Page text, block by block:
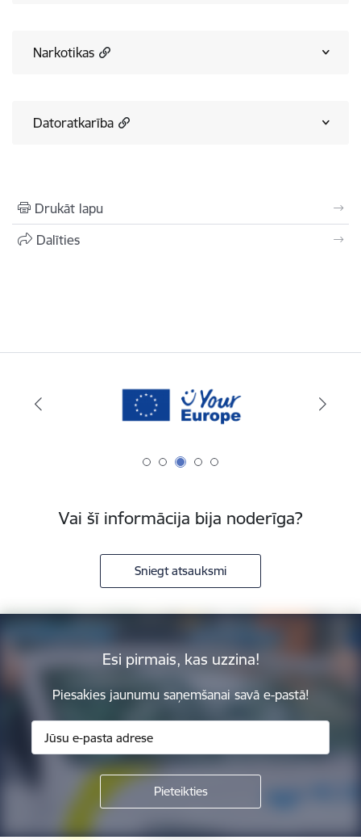
Narkotikas
Datoratkarība
Drukāt lapu
Dalīties
Vai šī informācija bija noderīga?
Sniegt atsauksmi
Esi pirmais, kas uzzina!
Piesakies jaunumu saņemšanai savā e-pastā!